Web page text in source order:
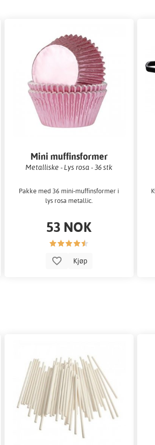
Mini muffinsformer
Metalliske - Lys rosa - 36 stk
Pakke med 36 mini-muffinsformer i
lys rosa metallic.
53 NOK
Kjøp